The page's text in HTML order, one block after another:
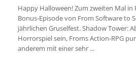
Jobs
Discord
Happy Halloween! Zum zweiten Mal in
Bonus-Episode von From Software to
jährlichen Gruselfest. Shadow Tower:
Horrorspiel sein, Froms Action-RPG
anderem mit einer sehr ...